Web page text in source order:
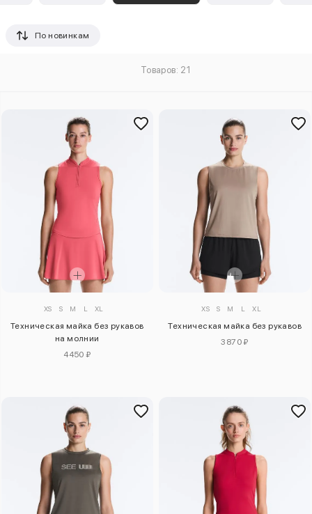
По новинкам
Товаров: 21
XS S M L XL
Техническая майка без рукавов
на молнии
4450 ₽
XS S M L XL
Техническая майка без рукавов
3870 ₽